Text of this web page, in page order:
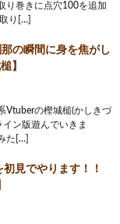
り巻きに点穴100を追加
り[…]
の瞬間に身を焦がし
】
Vtuberの樫城槌(かしきづ
ン版遊んでいきま
た[…]
見でやります！！